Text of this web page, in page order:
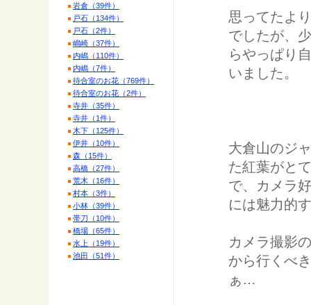
思ってたよ
でしたが、
らやっぱり
いました。
大倉山のジ
た紅葉がと
で、カメラ
には魅力的
カメラ撮影
から行くべ
ぁ…
岩倉（39件）
戸石（134件）
戸石（2件）
嶋崎（37件）
内嶋（110件）
内嶋（7件）
待合室のお花（769件）
待合室のお花（2件）
寺井（35件）
寺井（1件）
木下（125件）
伊井（10件）
森（15件）
高橋（27件）
荒木（16件）
村本（3件）
小林（39件）
帯刀（10件）
橋場（65件）
水上（19件）
池田（51件）